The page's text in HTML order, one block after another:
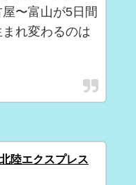
〜富山が5日間
れ変わるのは
陸エクスプレス